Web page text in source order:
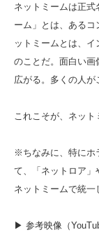
ネットミームは正式
ーム」とは、ある
ットミームとは、
のことだ。面白い画
広がる。多くの人が
これこそが、ネット
※ちなみに、特にホ
て、「ネットロア」
ネットミームで統一
▶ 参考映像（